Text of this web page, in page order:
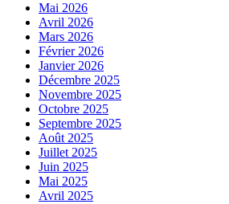
Mai 2026
Avril 2026
Mars 2026
Février 2026
Janvier 2026
Décembre 2025
Novembre 2025
Octobre 2025
Septembre 2025
Août 2025
Juillet 2025
Juin 2025
Mai 2025
Avril 2025